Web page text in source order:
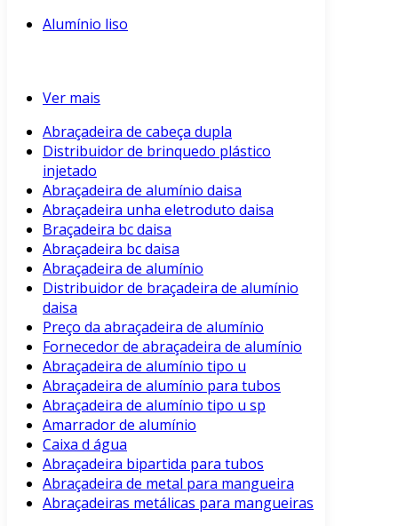
Alumínio liso
Ver mais
Abraçadeira de cabeça dupla
Distribuidor de brinquedo plástico
injetado
Abraçadeira de alumínio daisa
Abraçadeira unha eletroduto daisa
Braçadeira bc daisa
Abraçadeira bc daisa
Abraçadeira de alumínio
Distribuidor de braçadeira de alumínio
daisa
Preço da abraçadeira de alumínio
Fornecedor de abraçadeira de alumínio
Abraçadeira de alumínio tipo u
Abraçadeira de alumínio para tubos
Abraçadeira de alumínio tipo u sp
Amarrador de alumínio
Caixa d água
Abraçadeira bipartida para tubos
Abraçadeira de metal para mangueira
Abraçadeiras metálicas para mangueiras